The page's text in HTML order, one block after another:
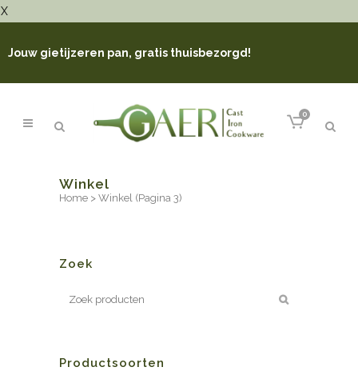
X
Jouw gietijzeren pan, gratis thuisbezorgd!
0
Winkel
Home > Winkel (Pagina 3)
Zoek
Productsoorten